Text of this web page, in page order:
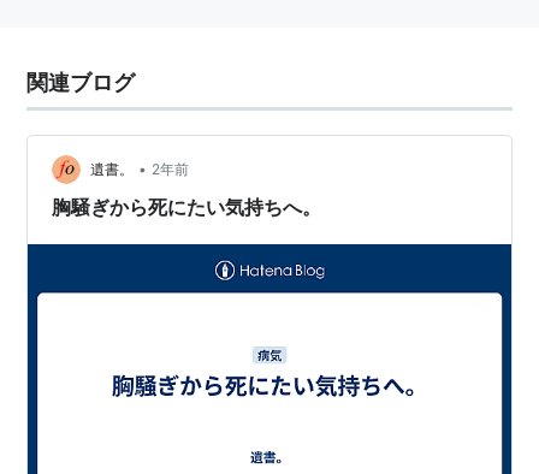
関連ブログ
遺書。 • 2年前
胸騒ぎから死にたい気持ちへ。